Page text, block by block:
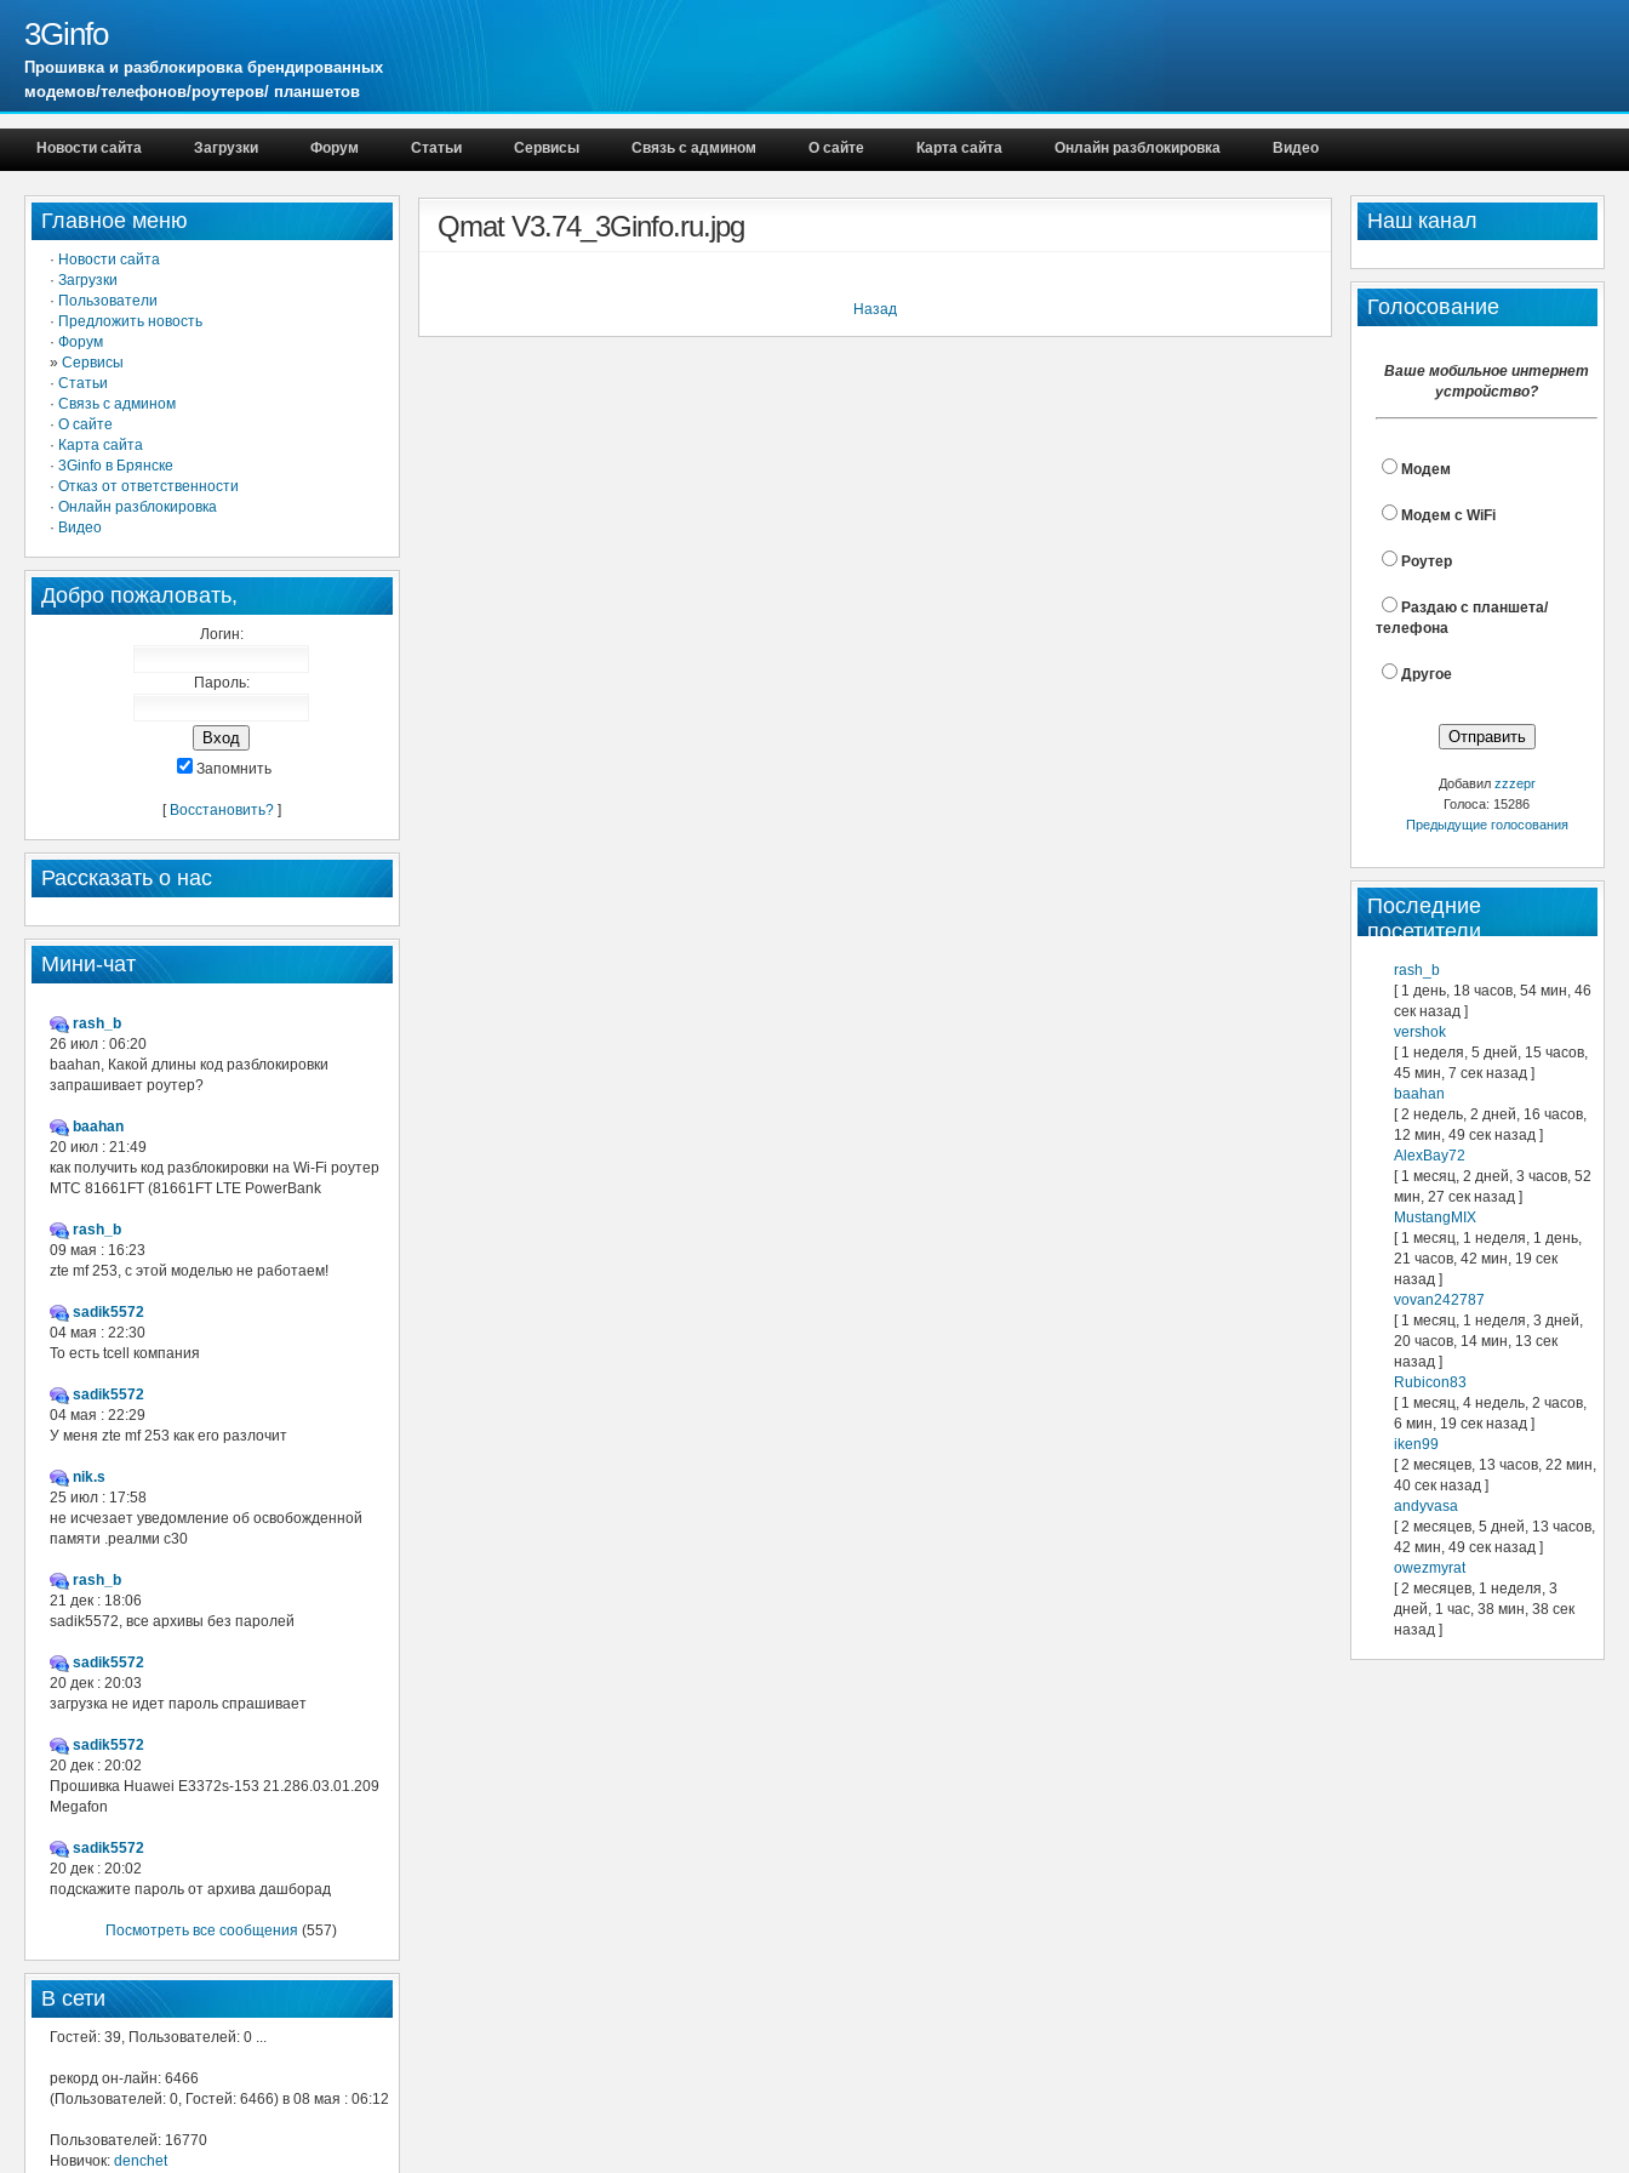
3Ginfo
Прошивка и разблокировка брендированных
модемов/телефонов/роутеров/ планшетов
Новости сайта Загрузки Форум Статьи Сервисы Связь с админом О сайте Карта сайта Онлайн разблокировка Видео
Наш канал
Голосование
Ваше мобильное интернет
устройство?
Модем
Модем с WiFi
Роутер
Раздаю с планшета/
телефона
Другое
Добавил zzzepr
Голоса: 15286
Предыдущие голосования
Последние
посетители
rash_b
[ 1 день, 18 часов, 54 мин, 46
сек назад ]
vershok
[ 1 неделя, 5 дней, 15 часов,
45 мин, 7 сек назад ]
baahan
[ 2 недель, 2 дней, 16 часов,
12 мин, 49 сек назад ]
AlexBay72
[ 1 месяц, 2 дней, 3 часов, 52
мин, 27 сек назад ]
MustangMIX
[ 1 месяц, 1 неделя, 1 день,
21 часов, 42 мин, 19 сек
назад ]
vovan242787
[ 1 месяц, 1 неделя, 3 дней,
20 часов, 14 мин, 13 сек
назад ]
Rubicon83
[ 1 месяц, 4 недель, 2 часов,
6 мин, 19 сек назад ]
iken99
[ 2 месяцев, 13 часов, 22 мин,
40 сек назад ]
andyvasa
[ 2 месяцев, 5 дней, 13 часов,
42 мин, 49 сек назад ]
owezmyrat
[ 2 месяцев, 1 неделя, 3
дней, 1 час, 38 мин, 38 сек
назад ]
Главное меню
· Новости сайта
· Загрузки
· Пользователи
· Предложить новость
· Форум
» Сервисы
· Статьи
· Связь с админом
· О сайте
· Карта сайта
· 3Ginfo в Брянске
· Отказ от ответственности
· Онлайн разблокировка
· Видео
Добро пожаловать,
Логин:
Пароль:
Запомнить
[ Восстановить?]
Рассказать о нас
Мини-чат
rash_b
26 июл : 06:20
baahan, Какой длины код разблокировки
запрашивает роутер?
baahan
20 июл : 21:49
как получить код разблокировки на Wi-Fi роутер
МТС 81661FT (81661FT LTE PowerBank
rash_b
09 мая : 16:23
zte mf 253, с этой моделью не работаем!
sadik5572
04 мая : 22:30
То есть tcell компания
sadik5572
04 мая : 22:29
У меня zte mf 253 как его разлочит
nik.s
25 июл : 17:58
не исчезает уведомление об освобожденной
памяти .реалми с30
rash_b
21 дек : 18:06
sadik5572, все архивы без паролей
sadik5572
20 дек : 20:03
загрузка не идет пароль спрашивает
sadik5572
20 дек : 20:02
Прошивка Huawei E3372s-153 21.286.03.01.209
Megafon
sadik5572
20 дек : 20:02
подскажите пароль от архива дашборад
Посмотреть все сообщения (557)
В сети
Гостей: 39, Пользователей: 0 ...
рекорд он-лайн: 6466
(Пользователей: 0, Гостей: 6466) в 08 мая : 06:12
Пользователей: 16770
Новичок: denchet
Qmat V3.74_3Ginfo.ru.jpg
Назад